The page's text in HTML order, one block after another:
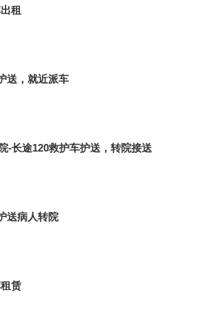
租
送，就近派车
-长途120救护车护送，转院接送
送病人转院
赁